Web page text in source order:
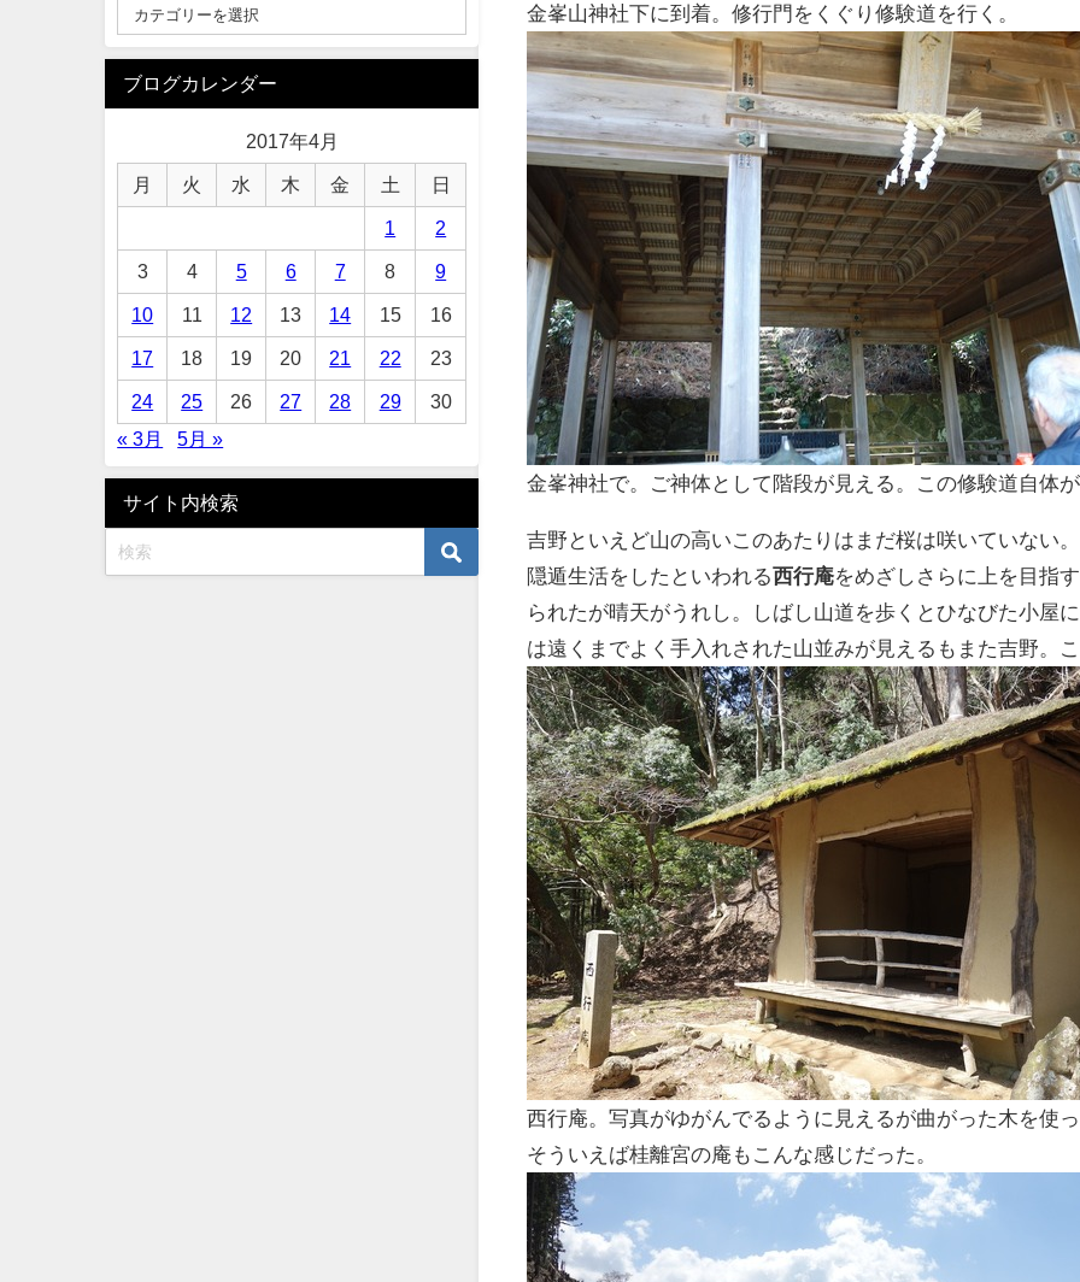
金峯山神社下に到着。修行門をくぐり修験道を行く。
金峯神社で。ご神体として階段が見える。この修験道自体
吉野といえど山の高いこのあたりはまだ桜は咲いていない
隠遁生活をしたといわれる西行庵をめざしさらに上を目指
られたが晴天がうれし。しばし山道を歩くとひなびた小屋
は遠くまでよく手入れされた山並みが見えるもまた吉野。
西行庵。写真がゆがんでるように見えるが曲がった木を使
そういえば桂離宮の庵もこんな感じだった。
ブログカレンダー
2017年4月
月 火 水 木 金 土 日
1 2
3 4 5 6 7 8 9
10 11 12 13 14 15 16
17 18 19 20 21 22 23
24 25 26 27 28 29
30
« 3月
5月 »
サイト内検索